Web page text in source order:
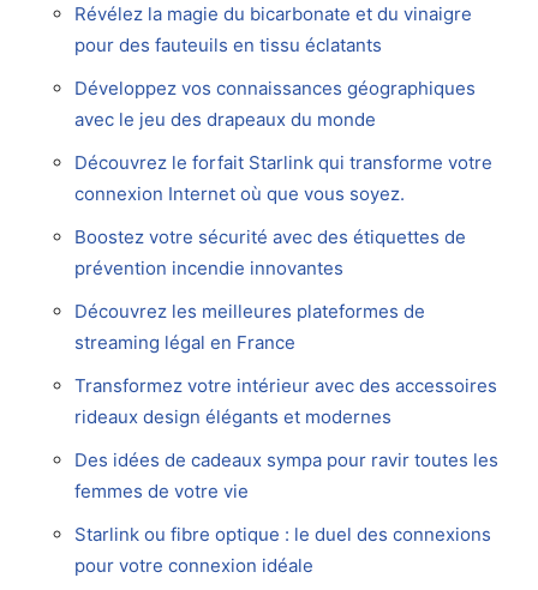
Révélez la magie du bicarbonate et du vinaigre
pour des fauteuils en tissu éclatants
Développez vos connaissances géographiques
avec le jeu des drapeaux du monde
Découvrez le forfait Starlink qui transforme votre
connexion Internet où que vous soyez.
Boostez votre sécurité avec des étiquettes de
prévention incendie innovantes
Découvrez les meilleures plateformes de
streaming légal en France
Transformez votre intérieur avec des accessoires
rideaux design élégants et modernes
Des idées de cadeaux sympa pour ravir toutes les
femmes de votre vie
Starlink ou fibre optique : le duel des connexions
pour votre connexion idéale